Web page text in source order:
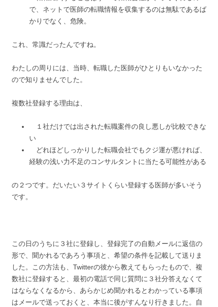
で、ネットで医師の転職情報を収集するのは無駄であるば
かりでなく、危険。
これ、常識だったんですね。
わたしの周りには、当時、転職した医師がひとりもいなかった
ので知りませんでした。
複数社登録する理由は、
１社だけでは出された転職案件の良し悪しが比較できな
い
どれほどしっかりした転職会社でもクジ運が悪ければ、
経験の浅い力不足のコンサルタントに当たる可能性がある
の２つです。だいたい３サイトくらい登録する医師が多いそう
です。
この日のうちに３社に登録し、登録完了の自動メールに返信の
形で、聞かれるであろう事項と、希望の条件を記載して送りま
した。この方法も、Twitterの彼から教えてもらったもので、複
数社に登録すると、最初の電話で同じ質問に３社分答えなくて
はならなくなるから、あらかじめ聞かれるとわかっている事項
はメールで送っておくと、本当に後がすんなり行きました。自